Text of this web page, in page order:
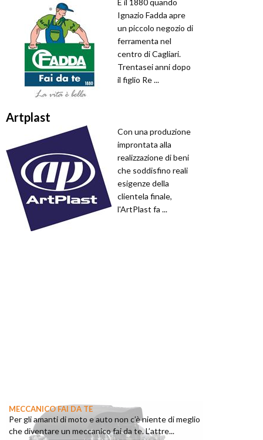
Ignazio Fadda apre
un piccolo negozio di
ferramenta nel
centro di Cagliari.
Trentasei anni dopo
il figlio Re ...
Artplast
Con una produzione
improntata alla
realizzazione di beni
che soddisfino reali
esigenze della
clientela finale,
l'ArtPlast fa ...
MECCANICO FAI DA TE
Per gli amanti di moto e auto non c’è niente di meglio
che diventare un meccanico fai da te. L’attre...